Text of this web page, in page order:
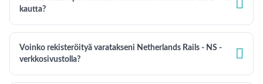
kautta?

Voinko rekisteröityä varatakseni Netherlands Rails - NS -
verkkosivustolla?
